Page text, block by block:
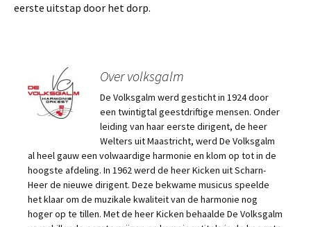
eerste uitstap door het dorp.
Over volksgalm
De Volksgalm werd gesticht in 1924 door
een twintigtal geestdriftige mensen. Onder
leiding van haar eerste dirigent, de heer
Welters uit Maastricht, werd De Volksgalm
al heel gauw een volwaardige harmonie en klom op tot in de
hoogste afdeling. In 1962 werd de heer Kicken uit Scharn-
Heer de nieuwe dirigent. Deze bekwame musicus speelde
het klaar om de muzikale kwaliteit van de harmonie nog
hoger op te tillen. Met de heer Kicken behaalde De Volksgalm